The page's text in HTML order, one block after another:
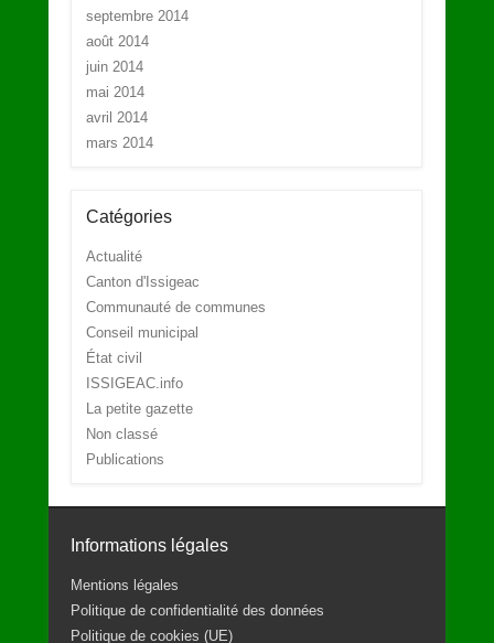
septembre 2014
août 2014
juin 2014
mai 2014
avril 2014
mars 2014
Catégories
Actualité
Canton d'Issigeac
Communauté de communes
Conseil municipal
État civil
ISSIGEAC.info
La petite gazette
Non classé
Publications
Informations légales
Mentions légales
Politique de confidentialité des données
Politique de cookies (UE)